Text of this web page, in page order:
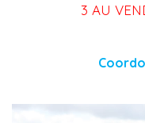
3 AU
Lecteur